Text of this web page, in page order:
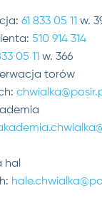
61 833 05 11 w.
510 914 314
05 11 w. 366
torów
hal